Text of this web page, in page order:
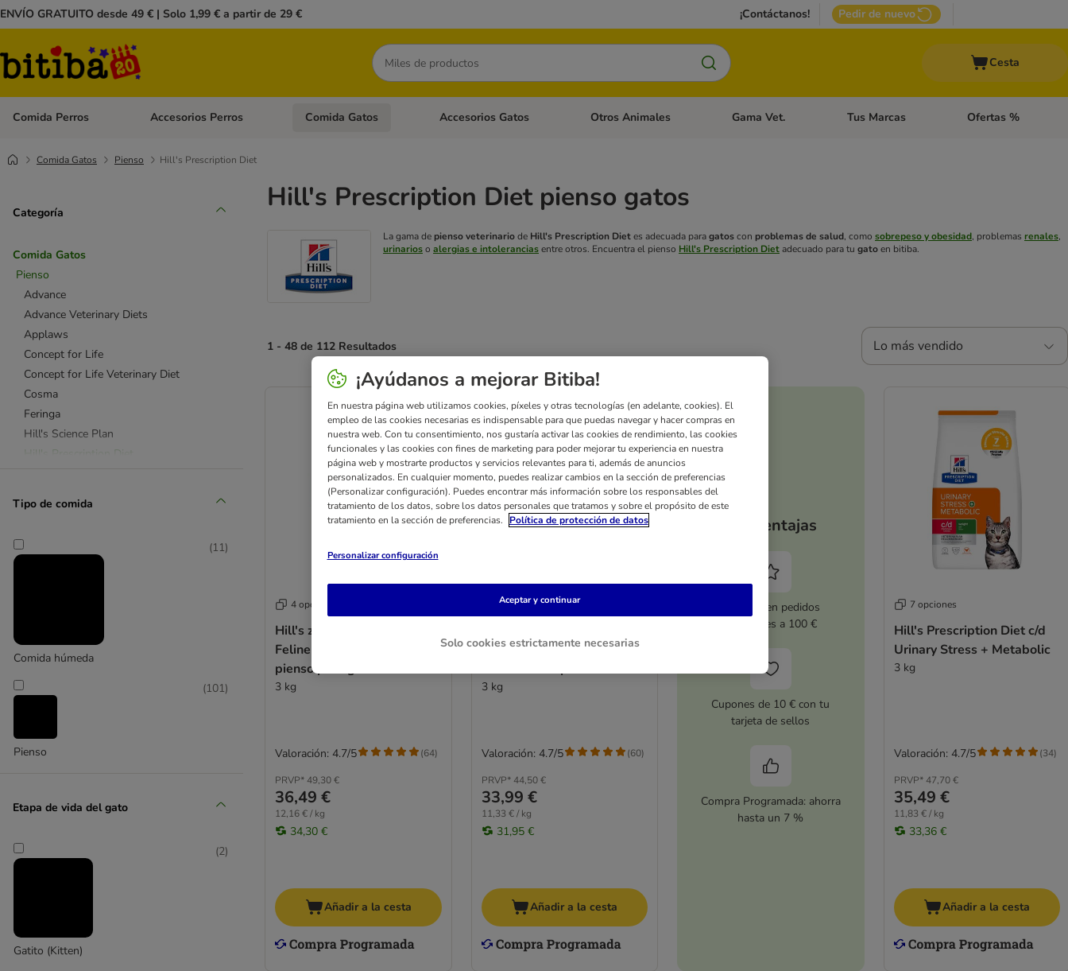
ENVÍO GRATUITO desde 49 € | Solo 1,99 € a partir de 29 € ¡Contáctanos! Pedir de nuevo
Buscar
Cesta
Comida Perros Menú de categoria abierto: Comida Perros
Accesorios Perros Menú de categoria abierto: Accesorios Perros
Comida Gatos Menú de categoria abierto: Comida Gatos
Accesorios Gatos Menú de categoria abierto: Accesorios Gatos
Otros Animales Menú de categoria abierto: Otros Animales
Gama Vet. Menú de categoria abierto: Gama Vet.
Tus Marcas Menú de categoria
Ofertas %
Comida Gatos Pienso Hill's Prescription Diet
Categoría
Comida Gatos
Pienso
Advance
Advance Veterinary Diets
Applaws
Concept for Life
Concept for Life Veterinary Diet
Cosma
Feringa
Hill's Science Plan
Hill's Prescription Diet
PURINA ONE
Royal Canin
Nature's Variety
Virbac Veterinary HPM
Esterilizados
Bolas de pelo
Ecológico
Brekkies
Tipo de comida
Comida húmeda
(11)
Pienso
(101)
Etapa de vida del gato
Gatito (Kitten)
(2)
Hill's Prescription Diet pienso gatos
La gama de pienso veterinariode Hill's Prescription Dietes adecuada paragatoscon problemas de salud, como sobrepeso y obesidad, problemas renales,
urinarioso alergias e intoleranciasentre otros. Encuentra el pienso Hill's Prescription Dietadecuado para tu gatoen bitiba.
1 - 48 de 112 Resultados Lo más vendido
4 opciones
Hill's z/d Prescription Diet
Feline Food Sensitivities
pienso para gatos
3 kg
PRVP*49,30 €
36,49 €
12,16 € / kg
34,30 €
Valoración: 4.7/5 (64)
Añadir a la cesta
6 opciones
Metabolic Control de peso y
3 kg
PRVP* 44,50 €
33,99 €
11,33 € / kg
31,95 €
Valoración: 4.7/5 (60)
Añadir a la cesta
Tus ventajas
5 % dto. en pedidos
superiores a 100 €
Cupones de 10 € con tu
tarjeta de sellos
Compra Programada: ahorra
hasta un 7 %
7 opciones
Hill's Prescription Diet c/d
Urinary Stress + Metabolic
3 kg
PRVP* 47,70 €
35,49 €
11,83 € / kg
33,36 €
Valoración: 4.7/5 (34)
Añadir a la cesta
¡Ayúdanos a mejorar Bitiba!
En nuestra página web utilizamos cookies, píxeles y otras tecnologías (en adelante, cookies). El
empleo de las cookies necesarias es indispensable para que puedas navegar y hacer compras en
nuestra web. Con tu consentimiento, nos gustaría activar las cookies de rendimiento, las cookies
funcionales y las cookies con fines de marketing para poder mejorar tu experiencia en nuestra
página web y mostrarte productos y servicios relevantes para ti, además de anuncios
personalizados. En cualquier momento, puedes realizar cambios en la sección de preferencias
(Personalizar configuración). Puedes encontrar más información sobre los responsables del
tratamiento de los datos, sobre los datos personales que tratamos y sobre el propósito de este
tratamiento en la sección de preferencias.
Política de protección de datos
Personalizar configuración
Solo cookies estrictamente necesarias
Aceptar y continuar